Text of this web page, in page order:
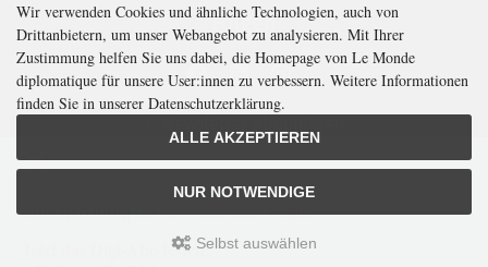
mit der weltweitgrößten
MonatszeitungfürinternationalePolitik
Jetzt das Digi-Abo testen:
Folgen
LMd © 2026 | Template © 2009-2026 bymodified eCommerce Shopsoftware
Wir verwenden Cookies und ähnliche Technologien, auch von
Drittanbietern, um unser Webangebot zu analysieren. Mit Ihrer
Zustimmung helfen Sie uns dabei, die Homepage von Le Monde
diplomatique für unsere User:innen zu verbessern. Weitere Informationen
finden Sie in unserer Datenschutzerklärung.
ALLE AKZEPTIEREN
NUR NOTWENDIGE
Selbst auswählen